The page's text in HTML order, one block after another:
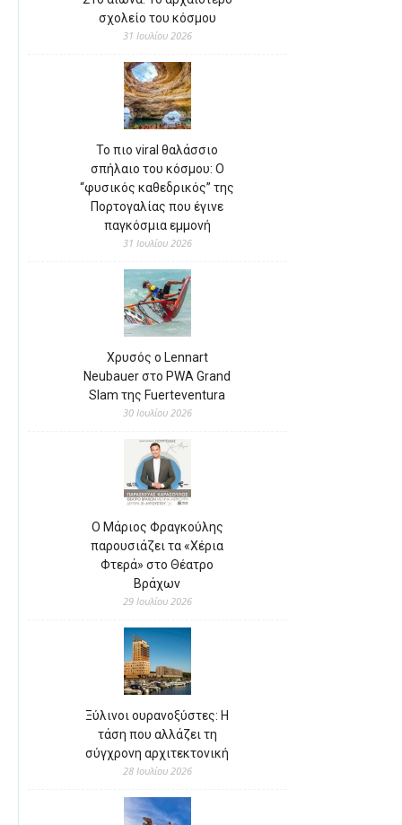
σχολείο του κόσμου
31 Ιουλίου 2026
Το πιο viral θαλάσσιο
σπήλαιο του κόσμου: Ο
“φυσικός καθεδρικός” της
Πορτογαλίας που έγινε
παγκόσμια εμμονή
31 Ιουλίου 2026
Χρυσός ο Lennart
Neubauer στο PWA Grand
Slam της Fuerteventura
30 Ιουλίου 2026
Ο Μάριος Φραγκούλης
παρουσιάζει τα «Χέρια
Φτερά» στο Θέατρο
Βράχων
29 Ιουλίου 2026
Ξύλινοι ουρανοξύστες: Η
τάση που αλλάζει τη
σύγχρονη αρχιτεκτονική
28 Ιουλίου 2026